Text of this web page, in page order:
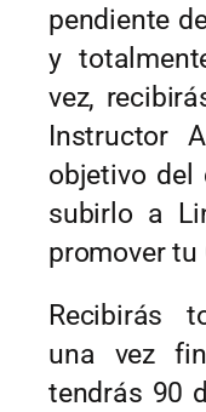
pendiente
y
vez,
Instructor
objetivo
subirlo a
promover tu
Recibirás
una vez
tendrás 90